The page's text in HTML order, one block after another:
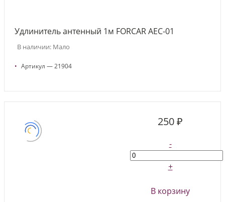
Удлинитель антенный 1м FORCAR AEC-01
В наличии: Мало
• Артикул — 21904
250 ₽
-
+
В корзину